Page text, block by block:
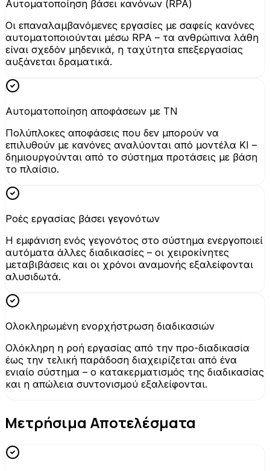
Αυτοματοποίηση βάσει κανόνων (RPA)
Οι επαναλαμβανόμενες εργασίες με σαφείς κανόνες
αυτοματοποιούνται μέσω RPA – τα ανθρώπινα λάθη
είναι σχεδόν μηδενικά, η ταχύτητα επεξεργασίας
αυξάνεται δραματικά.
Αυτοματοποίηση αποφάσεων με ΤΝ
Πολύπλοκες αποφάσεις που δεν μπορούν να
επιλυθούν με κανόνες αναλύονται από μοντέλα KI –
δημιουργούνται από το σύστημα προτάσεις με βάση
το πλαίσιο.
Ροές εργασίας βάσει γεγονότων
Η εμφάνιση ενός γεγονότος στο σύστημα ενεργοποιεί
αυτόματα άλλες διαδικασίες – οι χειροκίνητες
μεταβιβάσεις και οι χρόνοι αναμονής εξαλείφονται
αλυσιδωτά.
Ολοκληρωμένη ενορχήστρωση διαδικασιών
Ολόκληρη η ροή εργασίας από την προ-διαδικασία
έως την τελική παράδοση διαχειρίζεται από ένα
ενιαίο σύστημα – ο κατακερματισμός της διαδικασίας
και η απώλεια συντονισμού εξαλείφονται.
Μετρήσιμα Αποτελέσματα